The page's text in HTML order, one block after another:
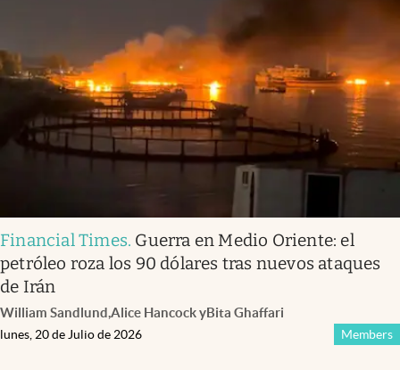
Financial Times. Guerra en Medio Oriente: el
petróleo roza los 90 dólares tras nuevos ataques
de Irán
William Sandlund,Alice HancockyBita Ghaffari
Members
lunes, 20 de Julio de 2026